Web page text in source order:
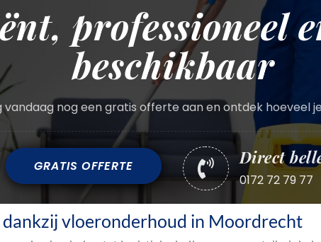
professioneel
beschikbaar
vandaag nog een gratis offerte aan en ontdek hoeveel
GRATIS OFFERTE 
Direct
0172 72 79 77
dankzij vloeronderhoud in Moordrecht